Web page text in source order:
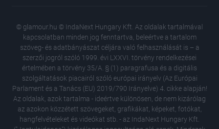
© glamour.hu © IndaNext Hungary Kft. Az oldalak tartalmával
kapcsolatban minden jog fenntartva, beleértve a tartalom
szöveg- és adatbányászat céljára való felhasználását is – a
szerzői jogról szóló 1999. évi LXXVI. törvény rendelkezései
értelmében a törvény 35/A. § (1) paragrafusa és a digitális
szolgáltatások piacairól szóló európai irányelv (Az Európai
Parlament és a Tanács (EU) 2019/790 Irányelve) 4. cikke alapján!
Az oldalak, azok tartalma - ideértve különösen, de nem kizárólag
az azokon közzétett szövegeket, grafikákat, képeket, fotókat,
hangfelvételeket és videókat stb. - az IndaNext Hungary Kft.